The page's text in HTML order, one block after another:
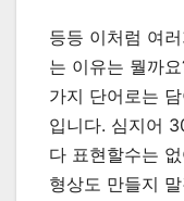
등등 이처럼 여
는 이유는 뭘까
가지 단어로는
입니다. 심지어
다 표현할수는
형상도 만들지